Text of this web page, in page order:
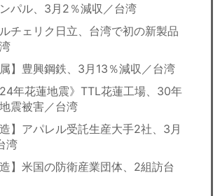
ンパル、3月2％減収／台湾
ルチェリク日立、台湾で初の新製品
属】豊興鋼鉄、3月13％減収／台湾
24年花蓮地震》TTL花蓮工場、30年
震被害／台湾
造】アパレル受託生産大手2社、3月
湾
造】米国の防衛産業団体、2組訪台